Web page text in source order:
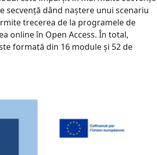
secvență dând naștere unui scenariu
trecerea de la programele de
online în Open Access. În total,
formată din 16 module și 52 de